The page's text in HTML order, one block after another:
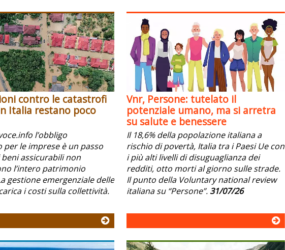
contro le catastrofi
Italia restano poco
l’obbligo
per le imprese è un passo
assicurabili non
l’intero patrimonio
gestione emergenziale delle
i costi sulla collettività.
Vnr, Persone: tutelato il
potenziale umano, ma si arretra
su salute e benessere
Il 18,6% della popolazione italiana a
rischio di povertà, Italia tra i Paesi Ue con
i più alti livelli di disuguaglianza dei
redditi, otto morti al giorno sulle strade.
Il punto della Voluntary national review
italiana su “Persone”. 31/07/26